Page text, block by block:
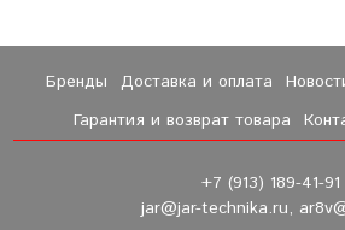
Бренды Доставка и оплата
Гарантия и возврат товара
+7 (913) 189-41-91
jar@jar-technika.ru,